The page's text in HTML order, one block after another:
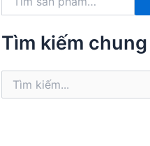
k
Tìm kiếm chung